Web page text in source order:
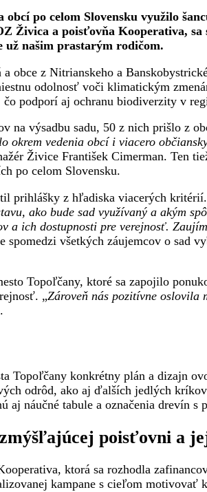
obcí po celom Slovensku využilo
a poisťovňa Kooperativa, sa
už našim prastarým rodičom.
obce z Nitrianskeho a
odolnosť voči klimatickým
podporí aj ochranu biodiverzity v
na výsadbu sadu, 50 z nich prišlo z
okrem vedenia obcí i viacero
Živice František Cimerman. Ten
po celom Slovensku.
prihlášky z hľadiska viacerých
ako bude sad využívaný a akým
a ich dostupnosti pre verejnosť.
spomedzi všetkých záujemcov o sad
Topoľčany, ktoré sa zapojilo
„Zároveň nás pozitívne oslovila
Topoľčany konkrétny plán a dizajn
odrôd, ako aj ďalších jedlých
náučné tabule a označenia drevín s
poisťovni a
ktorá sa rozhodla
kampane s cieľom